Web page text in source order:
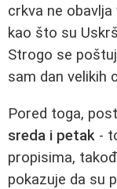
crkva ne
kao što su
Strogo se
sam dan velikih
Pored toga,
sreda i petak -
propisima,
pokazuje da su